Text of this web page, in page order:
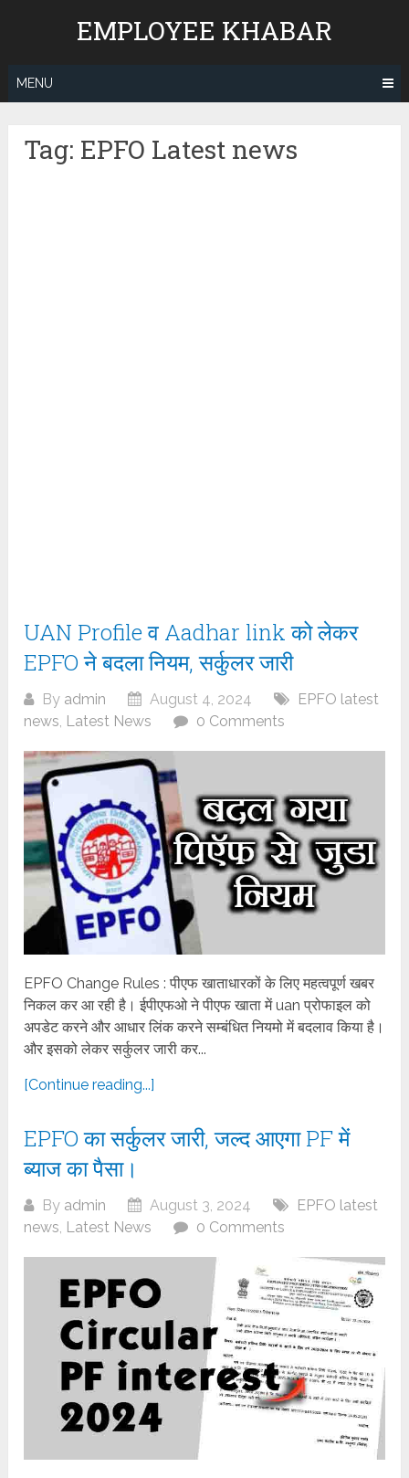
EMPLOYEE KHABAR
MENU
Tag: EPFO Latest news
UAN Profile व Aadhar link को लेकर
EPFO ने बदला नियम, सर्कुलर जारी
By admin August 4, 2024
EPFO latest
news, Latest News 0 Comments
EPFO Change Rules : पीएफ खाताधारकों के लिए महत्वपूर्ण खबर
निकल कर आ रही है। ईपीएफओ ने पीएफ खाता में uan प्रोफाइल को
अपडेट करने और आधार लिंक करने सम्बंधित नियमो में बदलाव किया है।
और इसको लेकर सर्कुलर जारी कर...
[Continue reading...]
EPFO का सर्कुलर जारी, जल्द आएगा PF में
ब्याज का पैसा।
By admin August 3, 2024
EPFO latest
news Latest News 0 Comments